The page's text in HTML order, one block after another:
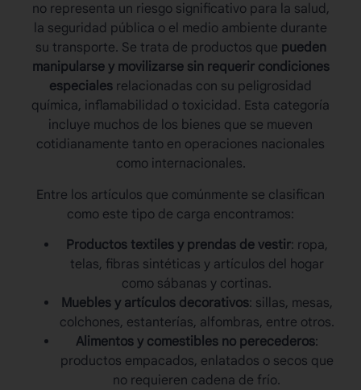
no representa un riesgo significativo para la salud,
la seguridad pública o el medio ambiente durante
su transporte. Se trata de productos que pueden
manipularse y movilizarse sin requerir condiciones
especiales relacionadas con su peligrosidad
química, inflamabilidad o toxicidad. Esta categoría
incluye muchos de los bienes que se mueven
cotidianamente tanto en operaciones nacionales
como internacionales.
Entre los artículos que comúnmente se clasifican
como este tipo de carga encontramos:
Productos textiles y prendas de vestir: ropa,
telas, fibras sintéticas y artículos del hogar
como sábanas y cortinas.
Muebles y artículos decorativos: sillas, mesas,
colchones, estanterías, alfombras, entre otros.
Alimentos y comestibles no perecederos:
productos empacados, enlatados o secos que
no requieren cadena de frío.